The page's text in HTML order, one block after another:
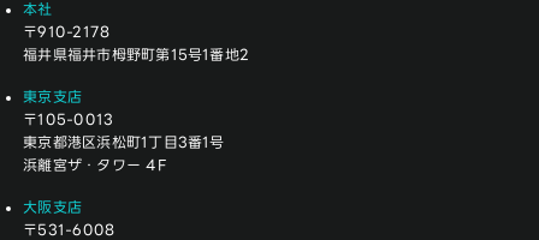
本社
〒910-2178
福井県福井市栂野町第15号1番地2
東京支店
〒105-0013
東京都港区浜松町1丁目3番1号
浜離宮ザ・タワー 4F
大阪支店
〒531-6008